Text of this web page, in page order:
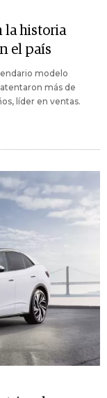
la historia
el país
modelo
más de
líder en ventas.